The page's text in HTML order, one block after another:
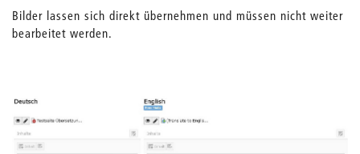
Bilder lassen sich direkt übernehmen und müssen nicht weiter
bearbeitet werden.